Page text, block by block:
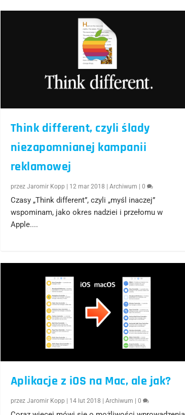
Think different, czyli ślady
niezapomnianej kampanii
reklamowej
przez Jaromir Kopp 12 mar 2018 Archiwum 0
Czasy „Think different”, czyli „myśl inaczej”
wspominam, jako okres nadziei i przełomu w
Apple....
Aplikacje z iOS na Mac, ale jak?
przez Jaromir Kopp | 14 lut 2018 | Archiwum | 0